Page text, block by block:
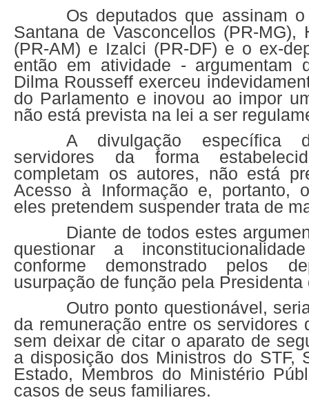
Os deputados que assinam
Santana de Vasconcellos (PR-MG),
(PR-AM) e Izalci (PR-DF) e o ex-
então em atividade - argumentam
Dilma Rousseff exerceu
do Parlamento e inovou ao impor
não está prevista na lei a ser
A divulgação específica
servidores da forma
completam os autores, não está
Acesso à Informação e, portanto,
eles pretendem suspender trata de
Diante de todos estes
questionar a
conforme demonstrado pelos
usurpação de função pela Presidenta
Outro ponto questionável,
da remuneração entre os servidores
sem deixar de citar o aparato de
a disposição dos Ministros do STF,
Estado, Membros do Ministério
casos de seus familiares.